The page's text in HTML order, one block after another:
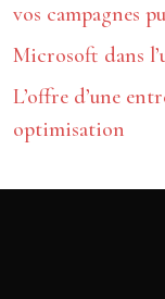
vos campagnes
Microsoft dans
L’offre d’une
optimisation